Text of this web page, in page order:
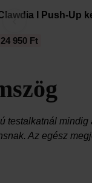
‹ I Push-Up
24 950 Ft
testalkatnál
Az egész